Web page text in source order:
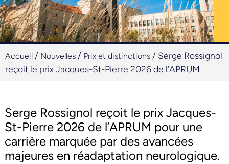
Accueil / Nouvelles / Prix et distinctions / Serge Rossignol
reçoit le prix Jacques-St-Pierre 2026 de l’APRUM
Serge Rossignol reçoit le prix Jacques-
St-Pierre 2026 de l’APRUM pour une
carrière marquée par des avancées
majeures en réadaptation neurologique.